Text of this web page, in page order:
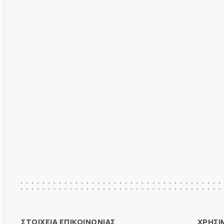
ΣΤΟΙΧΕΙΑ ΕΠΙΚΟΙΝΩΝΙΑΣ